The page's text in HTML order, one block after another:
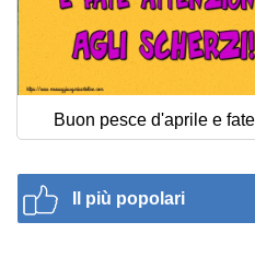
Buon pesce d'aprile e
Il più popolari